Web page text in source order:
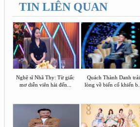
TIN LIÊN QUAN
Nghệ sĩ Nhã Thy: Từ giấc
mơ diễn viên hài đến...
Quách Thành Danh trải
lòng về biến cố khiến b...